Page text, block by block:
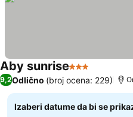
Aby sunrise3 Zvezdice
9,2Odlično (broj ocena: 229)
Izaberi datume da bi se